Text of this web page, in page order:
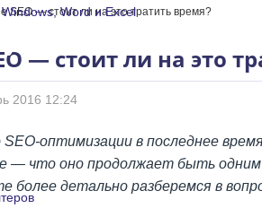
Word и Excel
Windows, Word и Excel
SEO — стоит ли на это тратить время?
— стоит ли на это
2016 12:24
оптимизации в последнее
— что оно продолжает быть
более детально разберемся в